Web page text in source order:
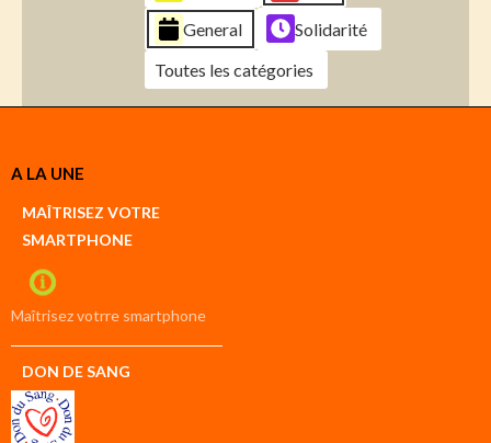
General
Solidarité
Toutes les catégories
Créer
compte
compte
A LA UNE
MAÎTRISEZ VOTRE
SMARTPHONE
Maîtrisez votrre smartphone
DON DE SANG